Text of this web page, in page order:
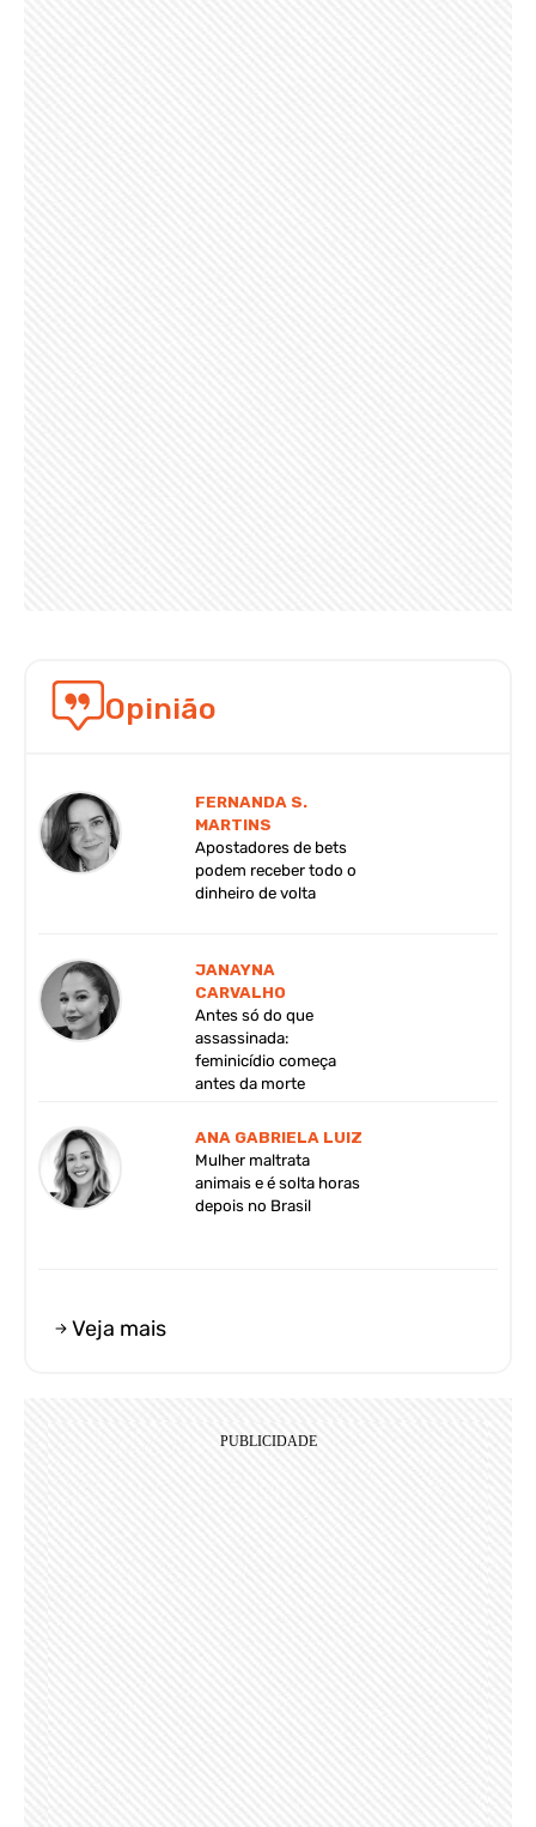
Opinião
FERNANDA S.
MARTINS
Apostadores de bets
podem receber todo o
dinheiro de volta
JANAYNA
CARVALHO
Antes só do que
assassinada:
feminicídio começa
antes da morte
ANA GABRIELA LUIZ
Mulher maltrata
animais e é solta horas
depois no Brasil
Veja mais